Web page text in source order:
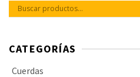
CATEGORÍAS
Cuerdas